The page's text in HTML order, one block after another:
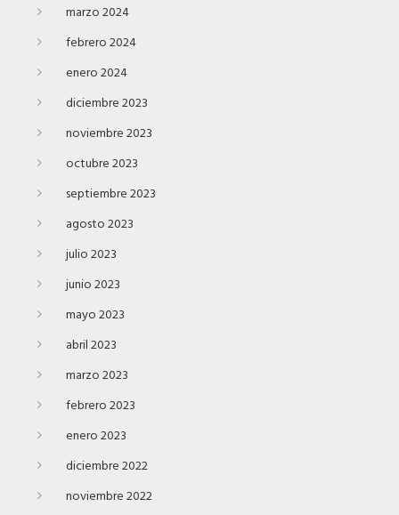
marzo 2024
febrero 2024
enero 2024
diciembre 2023
noviembre 2023
octubre 2023
septiembre 2023
agosto 2023
julio 2023
junio 2023
mayo 2023
abril 2023
marzo 2023
febrero 2023
enero 2023
diciembre 2022
noviembre 2022